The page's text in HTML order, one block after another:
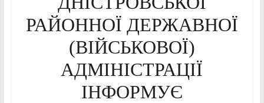
РАЙОННОЇ ДЕРЖАВНОЇ
(ВІЙСЬКОВОЇ)
АДМІНІСТРАЦІЇ
ІНФОРМУЄ